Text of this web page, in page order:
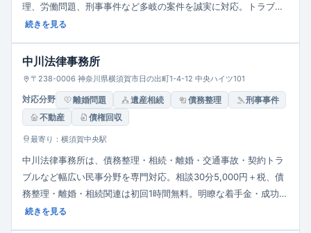
理、労働問題、刑事事件など多岐の案件を誠実に対応。トラブル
の早期解決を重視し、市民や企業の相談に丁寧かつ的確に応じる
続きを見る
中川法律事務所
〒238-0006 神奈川県横須賀市日の出町1-4-12 中央ハイツ101
対応分野 離婚問題 遺産相続 債務整理
刑事事件
不動産
債権回収
最寄り：横須賀中央駅
中川法律事務所は、債務整理・相続・離婚・交通事故・契約トラ
ブルなど幅広い民事分野を専門対応。相談30分5,000円＋税、債
務整理・離婚・相続関連は初回1時間無料。明瞭な着手金・成功報
酬体系と分割払い可。地域密着型の迅速・丁寧な対応を提供し、
続きを見る